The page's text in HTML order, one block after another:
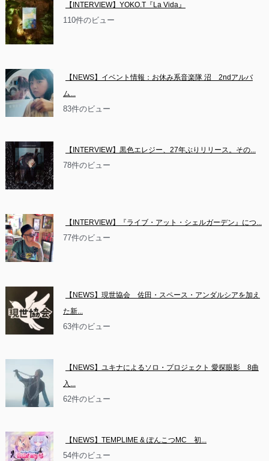
【INTERVIEW】YOKO.T『La Vida』
110件のビュー
【NEWS】イベント情報：お休み系音楽隊 沼　2ndアルバ
ム...
83件のビュー
【INTERVIEW】黒色エレジー、27年ぶりリリース。その...
78件のビュー
【INTERVIEW】『ライブ・アット・シェルガーデン』につ...
77件のビュー
【NEWS】現世協会　佐田・スペース・アンダルシアを加え
た新...
63件のビュー
【NEWS】ユキナによるソロ・プロジェクト 愛探眼影　8曲
入...
62件のビュー
【NEWS】TEMPLIME & ぽんこつMC　初...
54件のビュー